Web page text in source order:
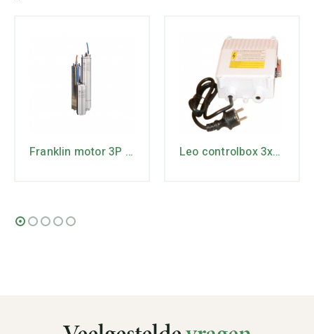
Franklin motor 3P 3 x 230V Leo controlbox 3xRm3/11